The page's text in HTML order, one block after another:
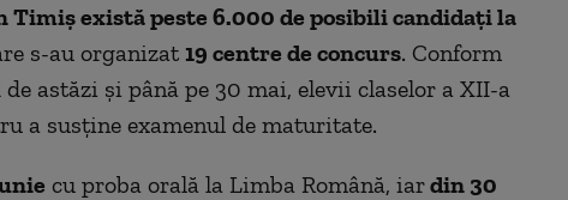
Timiș există peste 6.000 de posibili candidați la
s-au organizat 19 centre de concurs. Conform
astăzi și până pe 30 mai, elevii claselor a XII-a
a susţine examenul de maturitate.
cu proba orală la Limba Română, iardin 30